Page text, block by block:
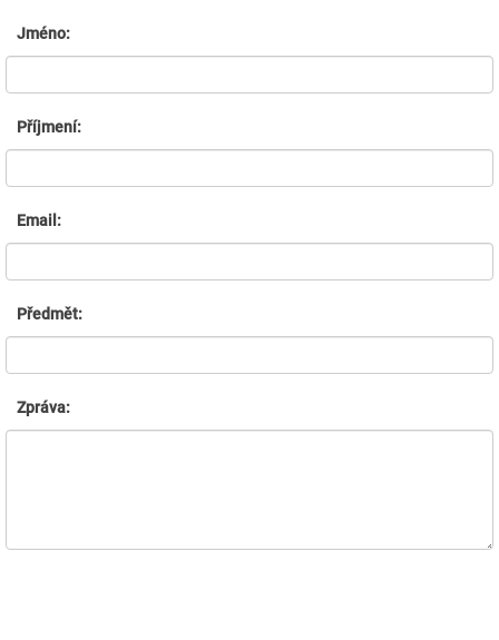
Jméno:
Příjmení:
Email:
Předmět:
Zpráva: